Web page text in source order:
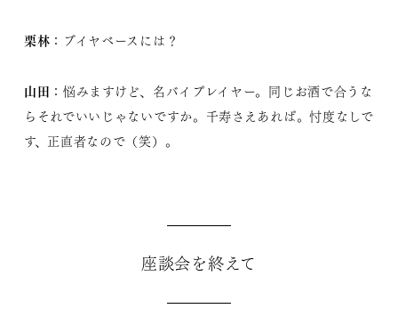
栗林 ：ブイヤベースには？
山田 ：悩みますけど、名バイプレイヤー。同じお酒で合うな
らそれでいいじゃないですか。千寿さえあれば。忖度なしで
す、正直者なので（笑）。
座談会を終えて